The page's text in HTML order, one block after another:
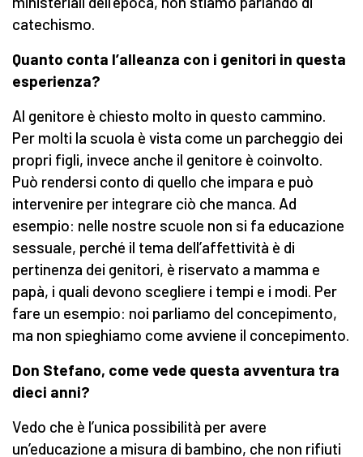
catechismo.
Quanto conta l’alleanza con i genitori in questa
esperienza?
Al genitore è chiesto molto in questo cammino.
Per molti la scuola è vista come un parcheggio dei
propri figli, invece anche il genitore è coinvolto.
Può rendersi conto di quello che impara e può
intervenire per integrare ciò che manca. Ad
esempio: nelle nostre scuole non si fa educazione
sessuale, perché il tema dell’affettività è di
pertinenza dei genitori, è riservato a mamma e
papà, i quali devono scegliere i tempi e i modi. Per
fare un esempio: noi parliamo del concepimento,
ma non spieghiamo come avviene il concepimento.
Don Stefano, come vede questa avventura tra
dieci anni?
Vedo che è l’unica possibilità per avere
un’educazione a misura di bambino, che non rifiuti